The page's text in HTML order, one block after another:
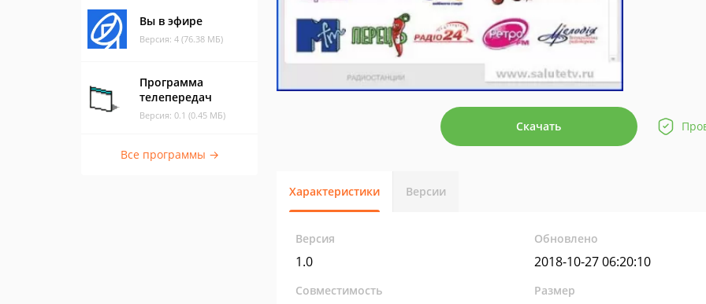
Вы в эфире
Версия: 4 (76.38 МБ)
Программа
телепередач
Версия: 0.1 (0.45 МБ)
Все программы →
Скачать
Характеристики Версии
Версия
1.0
Обновлено
2018-10-27 06:20:10
Совместимость Размер